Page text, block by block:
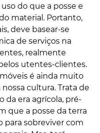
do que a posse e
material. Portanto,
deve basear-se
de serviços na
realmente
utentes-clientes.
é ainda muito
cultura. Trata de
da era agrícola, pré-
que a posse da terra
para sobreviver com